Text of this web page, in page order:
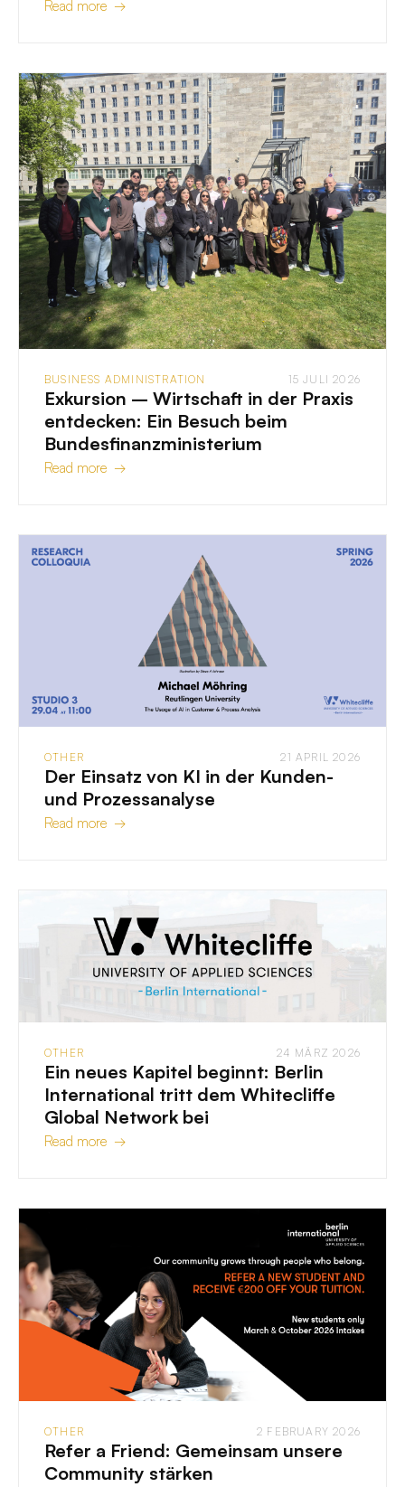
Read more →
BUSINESS ADMINISTRATION 15 JULI 2026
Exkursion – Wirtschaft in der Praxis
entdecken: Ein Besuch beim
Bundesfinanzministerium
Read more →
OTHER 21 APRIL 2026
Der Einsatz von KI in der Kunden-
und Prozessanalyse
Read more →
OTHER 24 MÄRZ 2026
Ein neues Kapitel beginnt: Berlin
International tritt dem Whitecliffe
Global Network bei
Read more →
OTHER 2 FEBRUARY 2026
Refer a Friend: Gemeinsam unsere
Community stärken